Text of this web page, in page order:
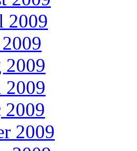
2009
2009
2009
2009